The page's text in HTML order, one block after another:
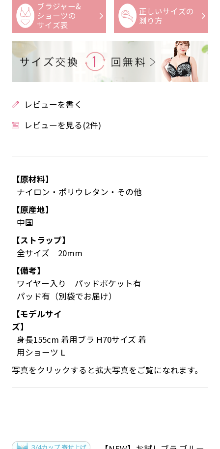
ブラジャー&
ショーツの
サイズ表
正しいサイズの
測り方
レビューを書く
レビューを見る(2件)
【原材料】
ナイロン・ポリウレタン・その他
【原産地】
中国
【ストラップ】
全サイズ 20mm
【備考】
ワイヤー入り パッドポケット有
パッド有（別袋でお届け）
【モデルサイ
ズ】
身長155cm 着用ブラ H70サイズ 着
用ショーツ L
写真をクリックすると拡大写真をご覧になれます。